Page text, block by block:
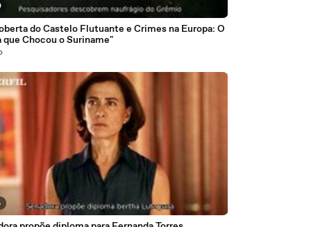
do Castelo Flutuante e Crimes na Europa: O
que Chocou o Suriname"